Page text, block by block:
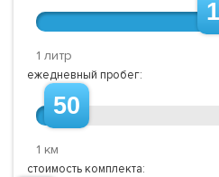
1 литр
ежедневный пробег:
50
1 км
стоимость комплекта: